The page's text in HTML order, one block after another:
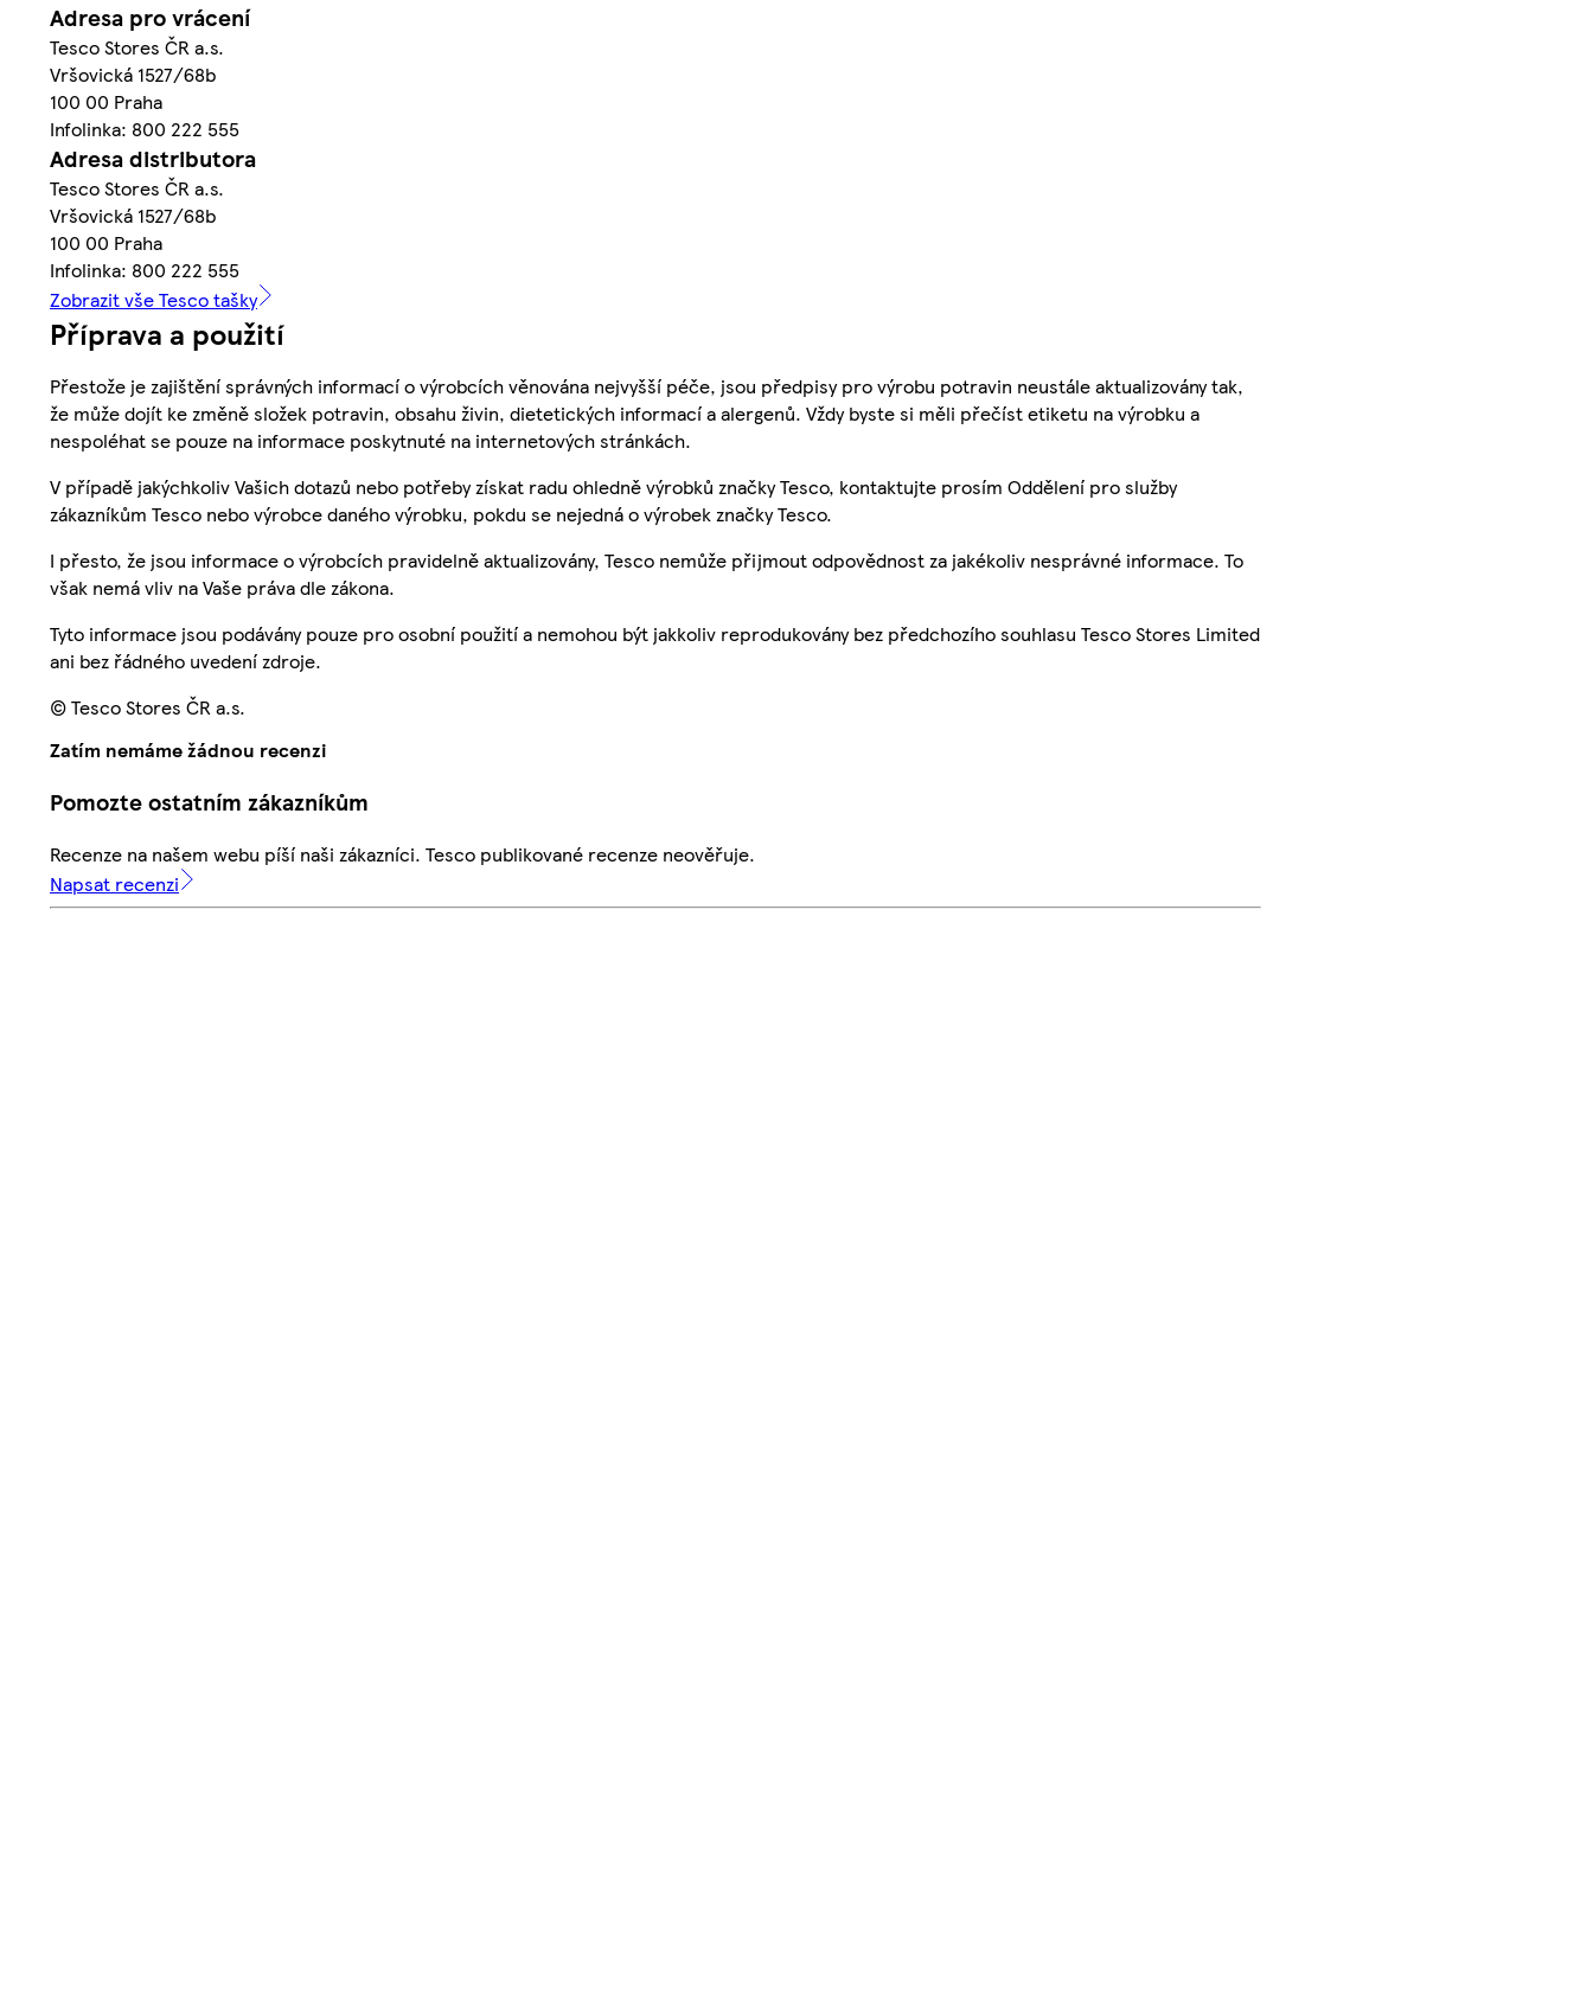
Adresa pro vrácení
Tesco Stores ČR a.s.
Vršovická 1527/68b
100 00 Praha
Infolinka: 800 222 555
Adresa distributora
Tesco Stores ČR a.s.
Vršovická 1527/68b
100 00 Praha
Infolinka: 800 222 555
Zobrazit vše Tesco tašky
Příprava a použití
Přestože je zajištění správných informací o výrobcích věnována nejvyšší péče, jsou předpisy pro výrobu potravin neustále aktualizovány tak,
že může dojít ke změně složek potravin, obsahu živin, dietetických informací a alergenů. Vždy byste si měli přečíst etiketu na výrobku a
nespoléhat se pouze na informace poskytnuté na internetových stránkách.
V případě jakýchkoliv Vašich dotazů nebo potřeby získat radu ohledně výrobků značky Tesco, kontaktujte prosím Oddělení pro služby
zákazníkům Tesco nebo výrobce daného výrobku, pokdu se nejedná o výrobek značky Tesco.
I přesto, že jsou informace o výrobcích pravidelně aktualizovány, Tesco nemůže přijmout odpovědnost za jakékoliv nesprávné informace. To
však nemá vliv na Vaše práva dle zákona.
Tyto informace jsou podávány pouze pro osobní použití a nemohou být jakkoliv reprodukovány bez předchozího souhlasu Tesco Stores Limited
ani bez řádného uvedení zdroje.
© Tesco Stores ČR a.s.
Zatím nemáme žádnou recenzi
Pomozte ostatním zákazníkům
Recenze na našem webu píší naši zákazníci. Tesco publikované recenze neověřuje.
Napsat recenzi